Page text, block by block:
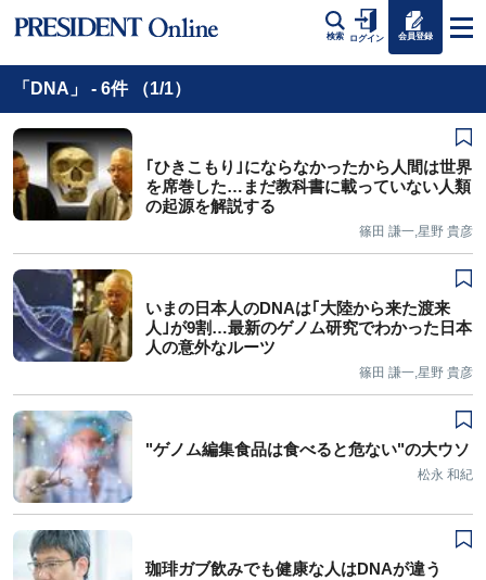
検索 ログイン 会員登録
「DNA」 - 6件 （1/1）
｢ひきこもり｣にならなかったから人間は世界
を席巻した…まだ教科書に載っていない人類
の起源を解説する
篠田 謙一,星野 貴彦
いまの日本人のDNAは｢大陸から来た渡来
人｣が9割…最新のゲノム研究でわかった日本
人の意外なルーツ
篠田 謙一,星野 貴彦
"ゲノム編集食品は食べると危ない"の大ウソ
松永 和紀
珈琲ガブ飲みでも健康な人はDNAが違う